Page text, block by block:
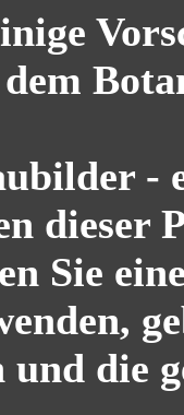
-
dieser
Sie
und die